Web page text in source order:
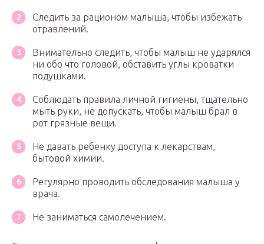
Следить за рационом малыша, чтобы избежать
отравлений.
Внимательно следить, чтобы малыш не ударялся
ни обо что головой, обставить углы кроватки
подушками.
Соблюдать правила личной гигиены, тщательно
мыть руки, не допускать, чтобы малыш брал в
рот грязные вещи.
Не давать ребенку доступа к лекарствам,
бытовой химии.
Регулярно проводить обследования малыша у
врача.
Не заниматься самолечением.